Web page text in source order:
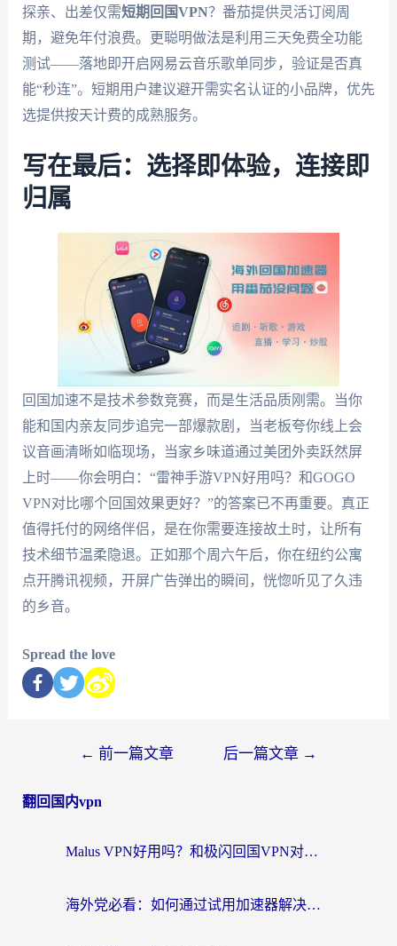
探亲、出差仅需短期回国VPN？番茄提供灵活订阅周
期，避免年付浪费。更聪明做法是利用三天免费全功能
测试——落地即开启网易云音乐歌单同步，验证是否真
能“秒连”。短期用户建议避开需实名认证的小品牌，优先
选提供按天计费的成熟服务。
写在最后：选择即体验，连接即
归属
回国加速不是技术参数竞赛，而是生活品质刚需。当你
能和国内亲友同步追完一部爆款剧，当老板夸你线上会
议音画清晰如临现场，当家乡味道通过美团外卖跃然屏
上时——你会明白：“雷神手游VPN好用吗？和GOGO
VPN对比哪个回国效果更好？”的答案已不再重要。真正
值得托付的网络伴侣，是在你需要连接故土时，让所有
技术细节温柔隐退。正如那个周六午后，你在纽约公寓
点开腾讯视频，开屏广告弹出的瞬间，恍惚听见了久违
的乡音。
Spread the love
← 前一篇文章 后一篇文章 →
翻回国内vpn
Malus VPN好用吗？和极闪回国VPN对比哪个回国效果更好？海外党亲测3款加速器+避坑指南
海外党必看：如何通过试用加速器解决国内APP地区限制？附2026最新对比测评